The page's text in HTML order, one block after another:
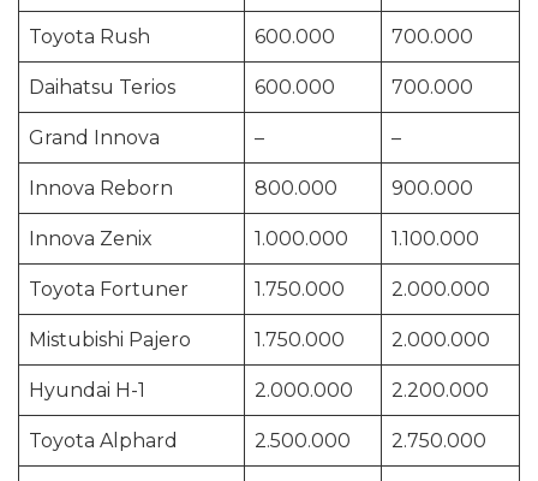
Toyota Rush 600.000 700.000
Daihatsu Terios 600.000 700.000
Grand Innova – –
Innova Reborn 800.000 900.000
Innova Zenix 1.000.000 1.100.000
Toyota Fortuner 1.750.000 2.000.000
Mistubishi Pajero 1.750.000 2.000.000
Hyundai H-1 2.000.000 2.200.000
Toyota Alphard 2.500.000 2.750.000